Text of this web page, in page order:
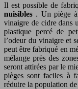
Il est possible de
nuisibles . Un piège
vinaigre de cidre dans
plastique percé de
l’odeur du vinaigre et
peut être fabriqué en
mélange près des
seront attirées par le
pièges sont faciles à
réduire la population de